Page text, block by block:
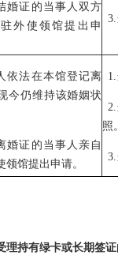
婚证的当事人双方
外使领馆提出申
3.
依法在本馆登记离
今仍维持该婚姻状
婚证的当事人亲自
领馆提出申请。
1.
2.
照
3.
理持有绿卡或长期签